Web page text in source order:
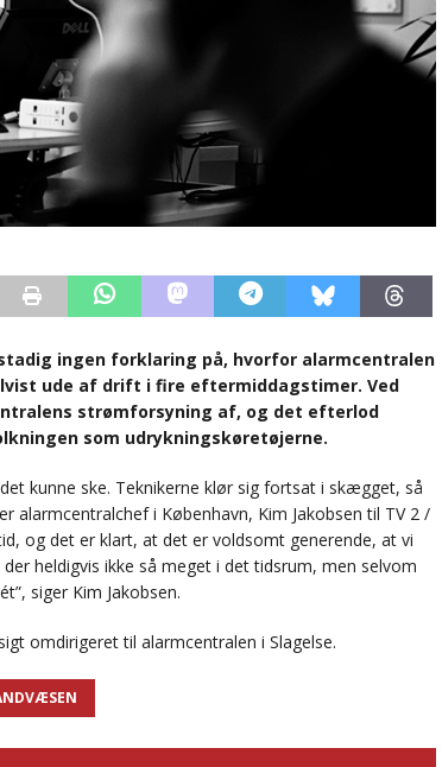
ingen forklaring på, hvorfor alarmcentralen
ude af drift i fire eftermiddagstimer. Ved
strømforsyning af, og det efterlod
som udrykningskøretøjerne.
kunne ske. Teknikerne klør sig fortsat i skægget, så
i København, Kim Jakobsen til TV 2 /
og det er klart, at det er voldsomt generende, at vi
heldigvis ikke så meget i det tidsrum, men selvom
siger Kim Jakobsen.
omdirigeret til alarmcentralen i Slagelse.